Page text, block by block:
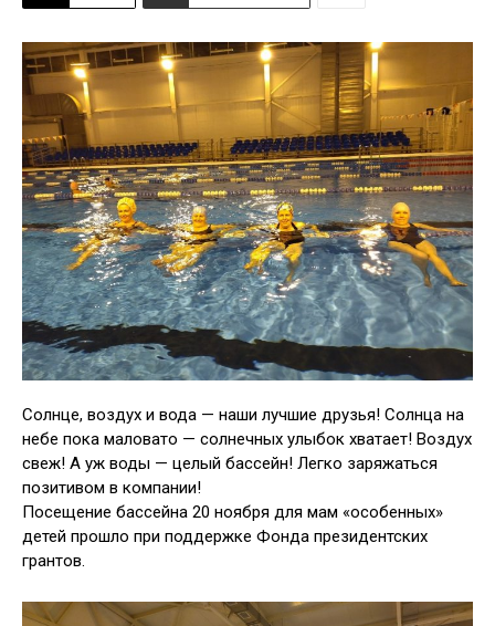
Солнце, воздух и вода — наши лучшие друзья! Солнца на
небе пока маловато — солнечных улыбок хватает! Воздух
свеж! А уж воды — целый бассейн! Легко заряжаться
позитивом в компании!
Посещение бассейна 20 ноября для мам «особенных»
детей прошло при поддержке Фонда президентских
грантов.